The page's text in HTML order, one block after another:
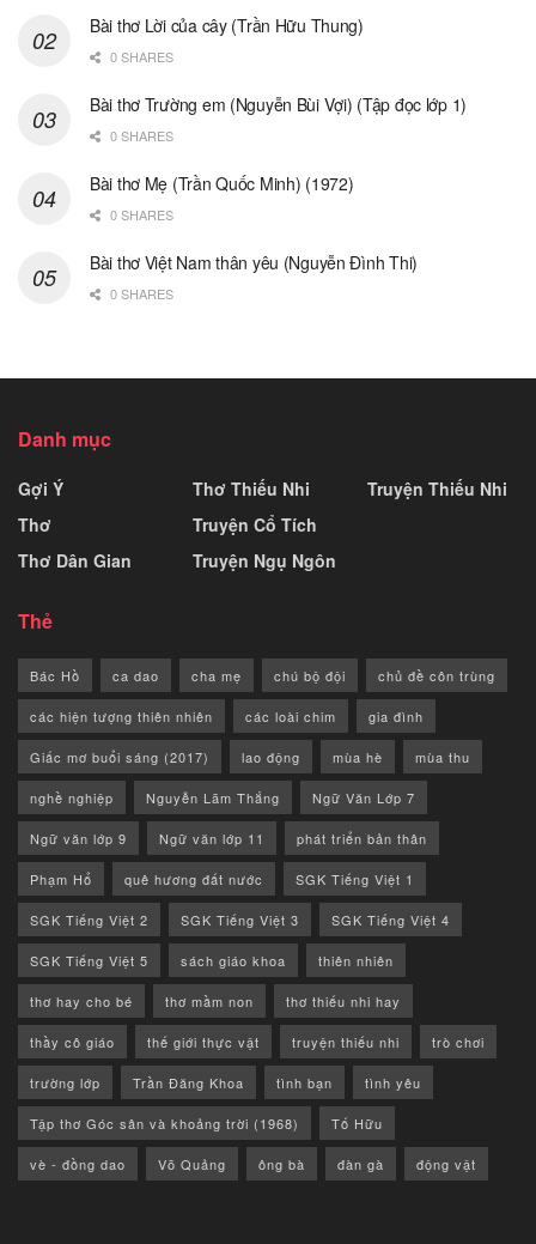
Bài thơ Lời của cây (Trần Hữu Thung)
0 SHARES
Bài thơ Trường em (Nguyễn Bùi Vợi) (Tập đọc lớp 1)
0 SHARES
Bài thơ Mẹ (Trần Quốc Minh) (1972)
0 SHARES
Bài thơ Việt Nam thân yêu (Nguyễn Đình Thi)
0 SHARES
Danh mục
Gợi Ý
Thơ
Thơ Dân Gian
Thơ Thiếu Nhi
Truyện Cổ Tích
Truyện Ngụ Ngôn
Truyện Thiếu Nhi
Thẻ
Bác Hồ ca dao cha mẹ chú bộ đội chủ đề côn trùng
các hiện tượng thiên nhiên các loài chim gia đình
Giấc mơ buổi sáng (2017) lao động mùa hè mùa thu
nghề nghiệp Nguyễn Lãm Thắng Ngữ Văn Lớp 7
Ngữ văn lớp 9 Ngữ văn lớp 11 phát triển bản thân
Phạm Hổ quê hương đất nước SGK Tiếng Việt 1
SGK Tiếng Việt 2 SGK Tiếng Việt 3 SGK Tiếng Việt 4
SGK Tiếng Việt 5 sách giáo khoa thiên nhiên
thơ hay cho bé thơ mầm non thơ thiếu nhi hay
thầy cô giáo thế giới thực vật truyện thiếu nhi trò chơi
trường lớp Trần Đăng Khoa tình bạn tình yêu
Tập thơ Góc sân và khoảng trời (1968) Tố Hữu
vè - đồng dao Võ Quảng ông bà đàn gà động vật